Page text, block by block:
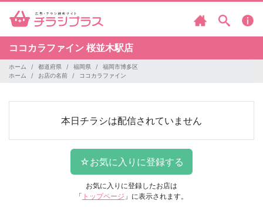
ココカラファイン 桜並木駅店
ホーム 都道府県 福岡県
福岡市博多区
ホーム
お店の名前 ココカラファイン
本日チラシは配信されていません
お気に入りに登録したお店は
「 トップページ 」に表示されます。